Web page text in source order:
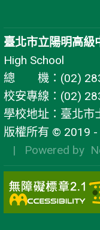
臺北市立陽明高級
High School
總 機：(02)
校安專線：(02)
學校地址：臺北
版權所有 © 2019 -
| Powered by